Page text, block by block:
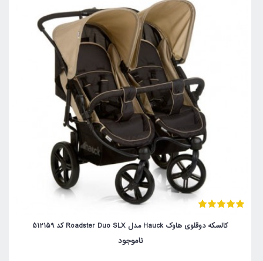
کالسکه دوقلوی هاوک Hauck مدل Roadster Duo SLX کد 512159
ناموجود